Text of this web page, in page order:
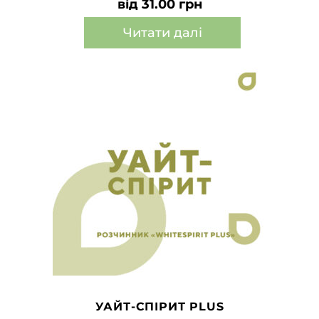
від 31.00 грн
Читати далі
вибрати
на
сторінці
товару
УАЙТ-СПІРИТ PLUS